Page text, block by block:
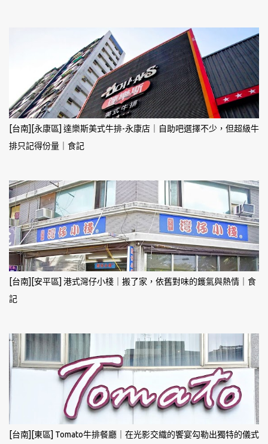
[台南][永康區] 達樂斯美式牛排-永康店｜自助吧選擇不少，但超級牛
排只記得份量｜食記
[台南][安平區] 港式灣仔小棧｜搬了家，依舊對味的鑊氣與熱情｜食
記
[台南][東區] Tomato牛排餐廳｜在光影交織的饗宴勾勒出獨特的儀式